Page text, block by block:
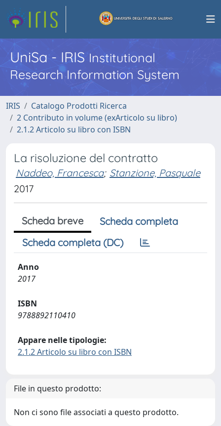
UniSa - IRISInstitutional
Research Information System
IRIS
Catalogo Prodotti Ricerca
2 Contributo in volume (exArticolo su libro)
2.1.2 Articolo su libro con ISBN
La risoluzione del contratto
Naddeo, Francesca; Stanzione, Pasquale
2017
Scheda breve
Scheda completa
Scheda completa (DC)
Anno
2017
ISBN
9788892110410
Appare nelle tipologie:
2.1.2 Articolo su libro con ISBN
File in questo prodotto:
Non ci sono file associati a questo prodotto.